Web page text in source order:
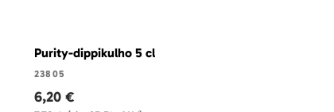
Purity-dippikulho 5 cl
23805
6,20 €